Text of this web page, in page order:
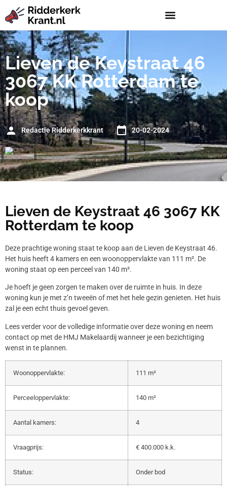
Lieven de Keystraat 46
3067 KK Rotterdam te
koop
Redactie Ridderkerkkrant 20-02-2024
Lieven de Keystraat 46 3067 KK
Rotterdam te koop
Deze prachtige woning staat te koop aan de Lieven de Keystraat 46.
Het huis heeft 4 kamers en een woonoppervlakte van 111 m². De
woning staat op een perceel van 140 m².
Je hoeft je geen zorgen te maken over de ruimte in huis. In deze
woning kun je met z’n tweeën of met het hele gezin genieten. Het huis
zal je een echt thuis gevoel geven.
Lees verder voor de volledige informatie over deze woning en neem
contact op met de HMJ Makelaardij wanneer je een bezichtiging
wenst in te plannen.
Woonoppervlakte: 111 m²
Perceeloppervlakte: 140 m²
Aantal kamers: 4
Vraagprijs: € 400.000 k.k.
Status: Onder bod